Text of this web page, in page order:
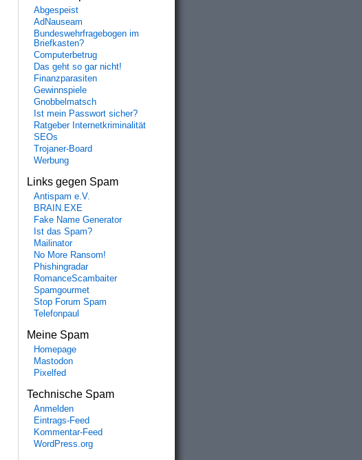
Abgespeist
AdNauseam
Bundeswehrfragebogen im
Briefkasten?
Computerbetrug
Das geht so gar nicht!
Finanzparasiten
Gewinnspiele
Gnobbelmatsch
Ist mein Passwort sicher?
Ratgeber Internetkriminalität
SEOs
Trojaner-Board
Werbung
Links gegen Spam
Antispam e.V.
BRAIN.EXE
Fake Name Generator
Ist das Spam?
Mailinator
No More Ransom!
Phishingradar
RomanceScambaiter
Spamgourmet
Stop Forum Spam
Telefonpaul
Meine Spam
Homepage
Mastodon
Pixelfed
Technische Spam
Anmelden
Eintrags-Feed
Kommentar-Feed
WordPress.org